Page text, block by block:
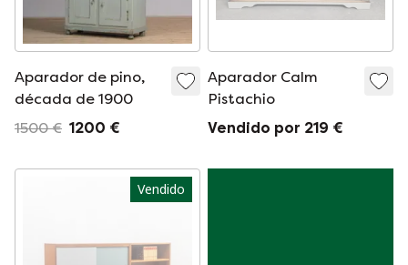
Aparador de pino,
década de 1900
1500 € 1200 €
Aparador Calm
Pistachio
Vendido por 219 €
Vendido